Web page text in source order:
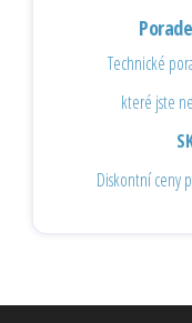
Technické
které jste
Diskontní ceny